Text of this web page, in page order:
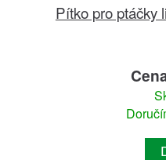
Pítko pro ptáčky